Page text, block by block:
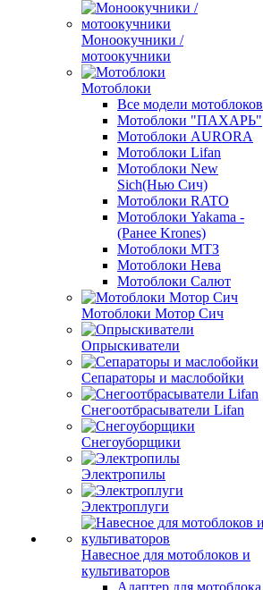
Моноокучники /
мотоокучники
Мотоблоки
Все модели мотоблоков
Мотоблоки "ПАХАРЬ"
Мотоблоки AURORA
Мотоблоки Lifan
Мотоблоки New
Sich(Нью Сич)
Мотоблоки RATO
Мотоблоки Yakama -
(Ранее Krones)
Мотоблоки МТЗ
Мотоблоки Нева
Мотоблоки Салют
Мотоблоки Мотор Сич
Опрыскиватели
Сепараторы и маслобойки
Снегоотбрасыватели Lifan
Снегоуборщики
Электропилы
Электроплуги
Навесное для мотоблоков и
культиваторов
Адаптер для мотоблока